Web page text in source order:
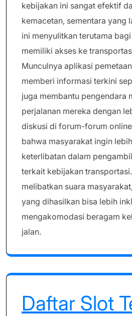
kebijakan ini sangat efektif
kemacetan, sementara yang
ini menyulitkan terutama
memiliki akses ke
Munculnya aplikasi
memberi informasi terkini
juga membantu pengendara
perjalanan mereka dengan
diskusi di forum-forum
bahwa masyarakat ingin
keterlibatan dalam
terkait kebijakan
melibatkan suara
yang dihasilkan bisa lebih
mengakomodasi beragam
jalan.
Daftar Slot